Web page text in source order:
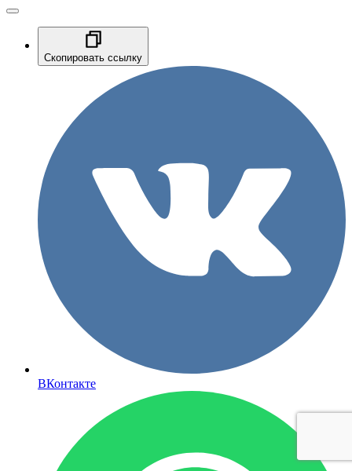
Скопировать ссылку
ВКонтакте